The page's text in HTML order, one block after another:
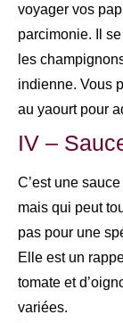
voyager vos
parcimonie. Il
les
indienne. Vous
au yaourt pour
IV –
C’est une
mais qui peut
pas pour une
Elle est un
tomate et
variées.